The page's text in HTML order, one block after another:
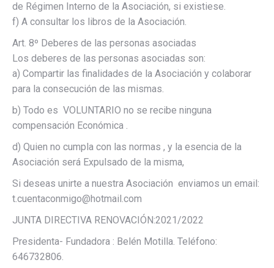
de Régimen Interno de la Asociación, si existiese.
f) A consultar los libros de la Asociación.
Art. 8º Deberes de las personas asociadas
Los deberes de las personas asociadas son:
a) Compartir las finalidades de la Asociación y colaborar
para la consecución de las mismas.
b) Todo es VOLUNTARIO no se recibe ninguna
compensación Económica .
d) Quien no cumpla con las normas , y la esencia de la
Asociación será Expulsado de la misma,
Si deseas unirte a nuestra Asociación enviamos un email:
t.cuentaconmigo@hotmail.com
JUNTA DIRECTIVA RENOVACIÓN:2021/2022
Presidenta- Fundadora : Belén Motilla. Teléfono:
646732806.